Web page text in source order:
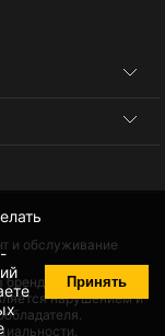
Принять
и обслуживание
происходит
нарушением и